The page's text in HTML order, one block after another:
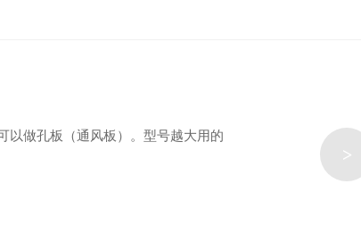
以做孔板（通风板）。型号越大用的
>